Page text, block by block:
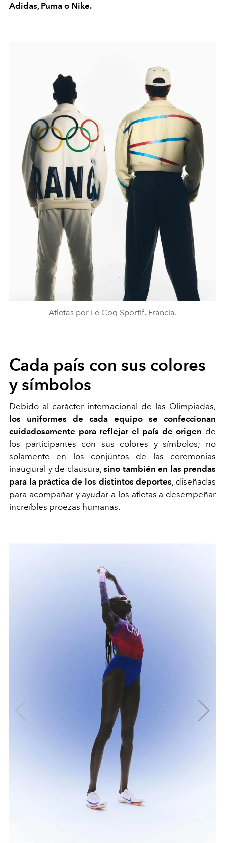
Adidas, Puma o Nike.
Atletas por Le Coq Sportif, Francia.
Cada país con sus colores
y símbolos
Debido al carácter internacional de las Olimpiadas,
los uniformes de cada equipo se confeccionan
cuidadosamente para reflejar el país de origen de
los participantes con sus colores y símbolos; no
solamente en los conjuntos de las ceremonias
inaugural y de clausura, sino también en las prendas
para la práctica de los distintos deportes, diseñadas
para acompañar y ayudar a los atletas a desempeñar
increíbles proezas humanas.